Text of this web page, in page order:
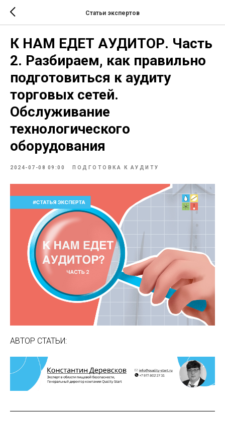
Статьи экспертов
К НАМ ЕДЕТ АУДИТОР. Часть
2. Разбираем, как правильно
подготовиться к аудиту
торговых сетей.
Обслуживание
технологического
оборудования
2024-07-08 09:00 ПОДГОТОВКА К АУДИТУ
АВТОР СТАТЬИ: